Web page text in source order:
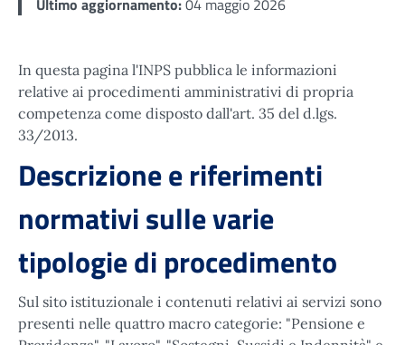
Ultimo aggiornamento:04 maggio 2026
In questa pagina l'INPS pubblica le informazioni
relative ai procedimenti amministrativi di propria
competenza come disposto dall'art. 35 del d.lgs.
33/2013.
Descrizione e riferimenti
normativi sulle varie
tipologie di procedimento
Sul sito istituzionale i contenuti relativi ai servizi sono
presenti nelle quattro macro categorie: "Pensione e